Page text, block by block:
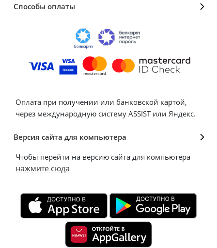
Способы оплаты
Оплата при получении или банковской картой,
через международную систему ASSIST или Яндекс.
Версия сайта для компьютера
Чтобы перейти на версию сайта для компьютера
нажмите сюда